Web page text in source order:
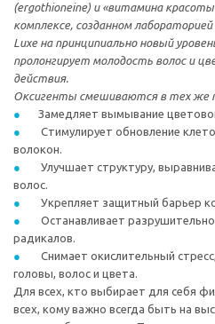
(ergothioneine) и «витамина
комплексе, созданном
Luxe на принципиально новый
пролонгирует молодость волос и
действия.
Оксигенты смешиваются в тех же
Замедляет вымывание
Стимулирует обновление
волокон.
Улучшает структуру,
волос.
Укрепляет защитный барьер
Останавливает
радикалов.
Снимает окислительный
головы, волос и цвета.
Для всех, кто выбирает для себя
всех, кому важно всегда быть на